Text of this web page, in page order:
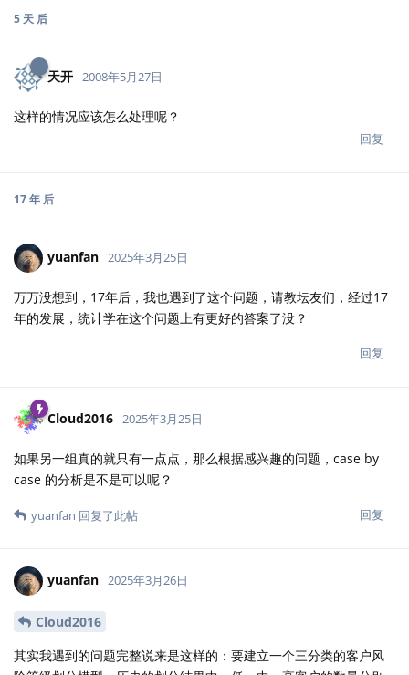
5 天 后
天开 2008年5月27日
这样的情况应该怎么处理呢？
回复
17 年 后
yuanfan 2025年3月25日
万万没想到，17年后，我也遇到了这个问题，请教坛友们，经过17
年的发展，统计学在这个问题上有更好的答案了没？
回复
Cloud2016 2025年3月25日
如果另一组真的就只有一点点，那么根据感兴趣的问题，case by
case 的分析是不是可以呢？
回复
yuanfan 回复了此帖
yuanfan 2025年3月26日
Cloud2016
其实我遇到的问题完整说来是这样的：要建立一个三分类的客户风